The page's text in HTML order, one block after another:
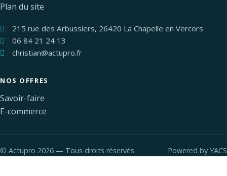
Plan du site
215 rue des Arbussiers, 26420 La Chapelle en Vercors
06 84 21 24 13
christian@actupro.fr
NOS OFFRES
Savoir-faire
E-commerce
© Actupro 2026 — Tous droits réservés Powered by YACS